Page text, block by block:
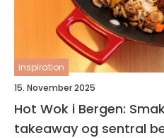
inspiration
15. November 2025
Hot Wok i Bergen:
takeaway og sentral